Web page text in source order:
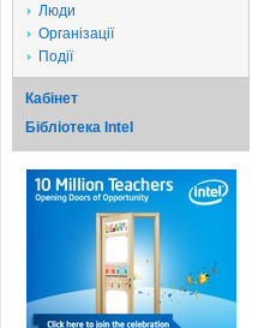
Люди
Організації
Події
Кабінет
Бібліотека Intel